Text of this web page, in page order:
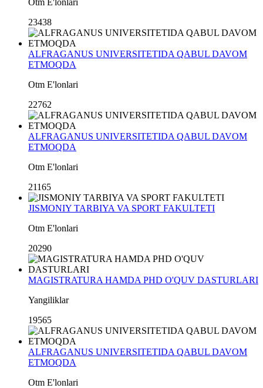
23438
ALFRAGANUS UNIVERSITETIDA QABUL DAVOM
ETMOQDA
Otm E'lonlari
22762
ALFRAGANUS UNIVERSITETIDA QABUL DAVOM
ETMOQDA
Otm E'lonlari
21165
JISMONIY TARBIYA VA SPORT FAKULTETI
Otm E'lonlari
20290
MAGISTRATURA HAMDA PHD O'QUV DASTURLARI
Yangiliklar
19565
ALFRAGANUS UNIVERSITETIDA QABUL DAVOM
ETMOQDA
Otm E'lonlari